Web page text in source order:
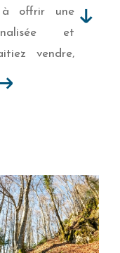
à offrir une
et
vendre,
fonds de
à valoriser
de vente.
immobilier